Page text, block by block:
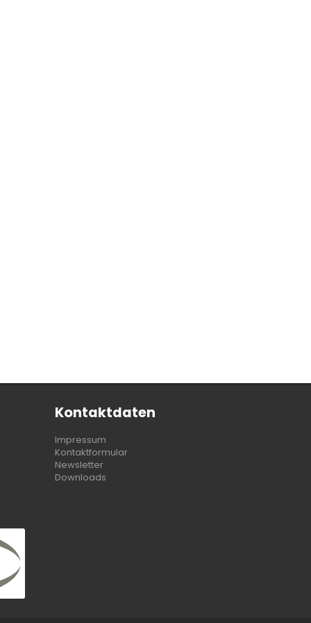
Kontaktdaten
Impressum
Kontaktformular
Newsletter
Downloads